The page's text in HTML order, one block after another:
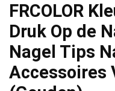
FRCOLOR
Druk Op de
Nagel Tips
Accessoires